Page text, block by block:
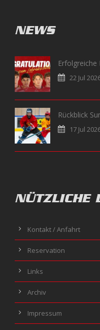
NEWS
Erfolgreiche
22 Jul
Rückblick
17 Jul
NÜTZLICHE
Kontakt / Anfahrt
Reservation
Links
Archiv
Impressum